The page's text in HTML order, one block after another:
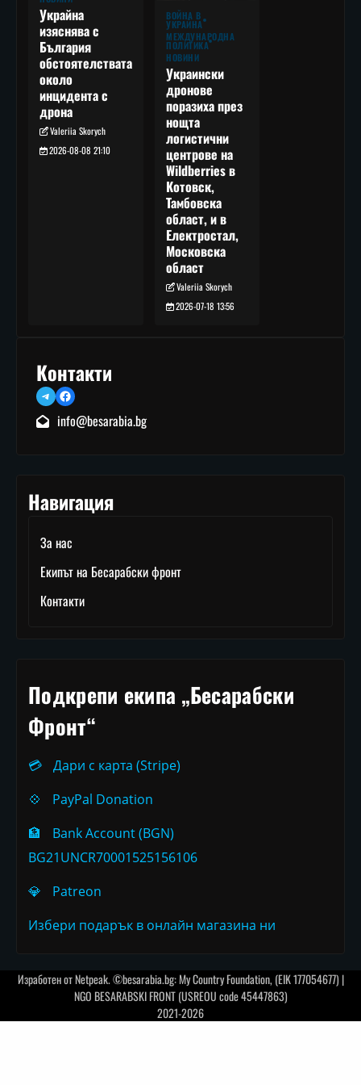
Украйна
изяснява с
България
обстоятелствата
около
инцидента с
дрона
Valeriia Skorych
2026-08-08 21:10
ВОЙНА В
УКРАЙНА
МЕЖДУНАРОДНА
ПОЛИТИКА
НОВИНИ
Украински
дронове
поразиха през
нощта
логистични
центрове на
Wildberries в
Котовск,
Тамбовска
област, и в
Електростал,
Московска
област
Valeriia Skorych
2026-07-18 13:56
Контакти
TelegramFacebook
info@besarabia.bg
Навигация
За нас
Екипът на Бесарабски фронт
Контакти
Подкрепи екипа „Бесарабски
Фронт“
💳
Дари с карта (Stripe)
💠
PayPal Donation
🏦
Bank Account (BGN)
BG21UNCR70001525156106
💎
Patreon
Избери подарък в онлайн магазина ни
Изработен отNetpeak. ©besarabia.bg: My Country Foundation, (EIK 177054677) |
NGO BESARABSKI FRONT (USREOU code 45447863)
2021-2026